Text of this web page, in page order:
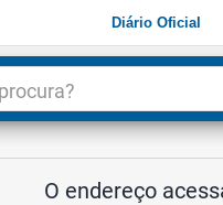
Diário Oficial
O endereço